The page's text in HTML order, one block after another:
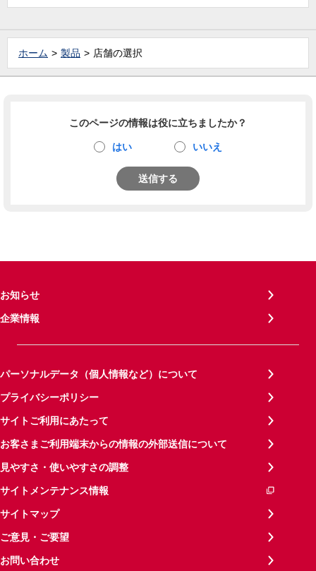
ホーム 製品 店舗の選択
このページの情報は役に立ちましたか？
はい いいえ
送信する
お知らせ
企業情報
パーソナルデータ（個人情報など）について
プライバシーポリシー
サイトご利用にあたって
お客さまご利用端末からの情報の外部送信について
見やすさ・使いやすさの調整
サイトメンテナンス情報
サイトマップ
ご意見・ご要望
お問い合わせ